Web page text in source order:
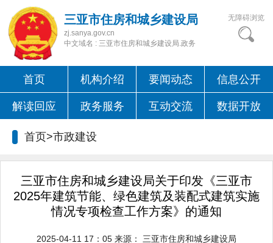
三亚市住房和城乡建设局
zj.sanya.gov.cn
中文域名 : 三亚市住房和城乡建设局.政务
无障碍浏览
首页 机构介绍 要闻动态 信息公开
解读回应 政务服务 互动交流 数据开放
首页>市政建设
三亚市住房和城乡建设局关于印发《三亚市
2025年建筑节能、绿色建筑及装配式建筑实施
情况专项检查工作方案》的通知
2025-04-11 17：05 来源： 三亚市住房和城乡建设局